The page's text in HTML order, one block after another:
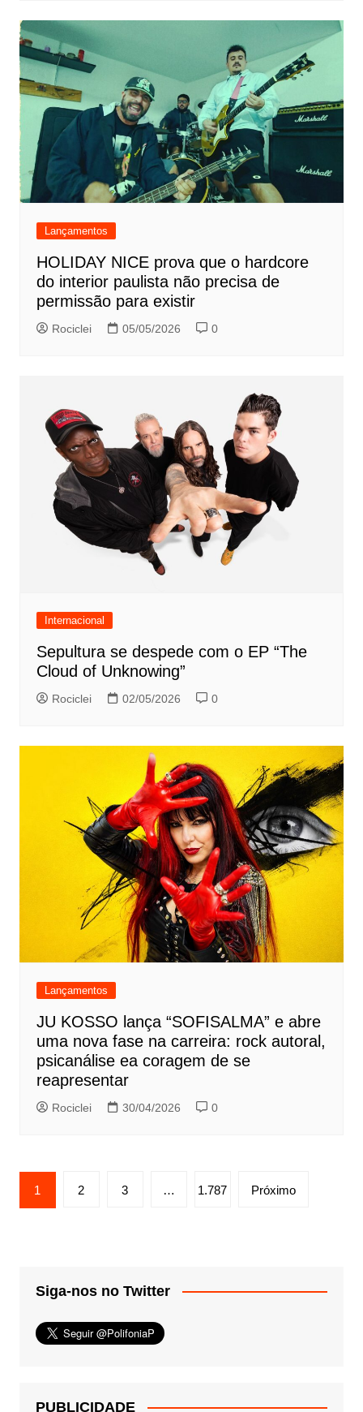
Lançamentos
HOLIDAY NICE prova que o hardcore
do interior paulista não precisa de
permissão para existir
Rociclei 05/05/2026 0
Internacional
Sepultura se despede com o EP “The
Cloud of Unknowing”
Rociclei 02/05/2026 0
Lançamentos
JU KOSSO lança “SOFISALMA” e abre
uma nova fase na carreira: rock autoral,
psicanálise ea coragem de se
reapresentar
Rociclei 30/04/2026 0
Paginação
de
1 2 3 … 1.787 Próximo
Siga-nos no Twitter
PUBLICIDADE